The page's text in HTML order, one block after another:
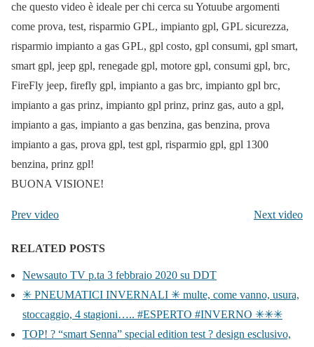
che questo video è ideale per chi cerca su Yotuube argomenti
come prova, test, risparmio GPL, impianto gpl, GPL sicurezza,
risparmio impianto a gas GPL, gpl costo, gpl consumi, gpl smart,
smart gpl, jeep gpl, renegade gpl, motore gpl, consumi gpl, brc,
FireFly jeep, firefly gpl, impianto a gas brc, impianto gpl brc,
impianto a gas prinz, impianto gpl prinz, prinz gas, auto a gpl,
impianto a gas, impianto a gas benzina, gas benzina, prova
impianto a gas, prova gpl, test gpl, risparmio gpl, gpl 1300
benzina, prinz gpl!
BUONA VISIONE!
Prev video Next video
RELATED POSTS
Newsauto TV p.ta 3 febbraio 2020 su DDT
✳ PNEUMATICI INVERNALI ✳ multe, come vanno, usura,
stoccaggio, 4 stagioni….. #ESPERTO #INVERNO ✳✳✳
TOP! ? “smart Senna” special edition test ? design esclusivo,